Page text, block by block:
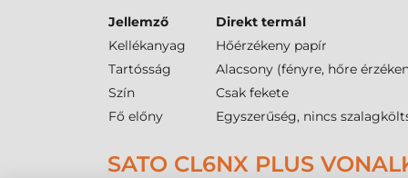
Jellemző Direkt termál
Kellékanyag
Hőérzékeny papír
Tartósság
Alacsony (fényre, hőre
Szín
Csak fekete
Fő előny
Egyszerűség, nincs
SATO CL6NX PLUS